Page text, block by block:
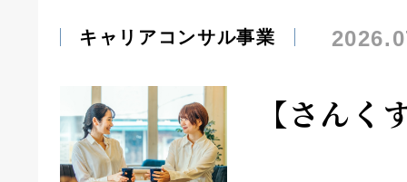
キャリアコンサル事業
【さんく